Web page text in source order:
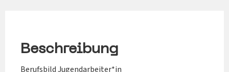
Beschreibung
Berufsbild Jugendarbeiter*in